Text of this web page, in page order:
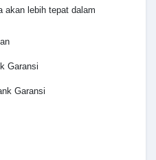
lebih tepat dalam
Garansi
Garansi